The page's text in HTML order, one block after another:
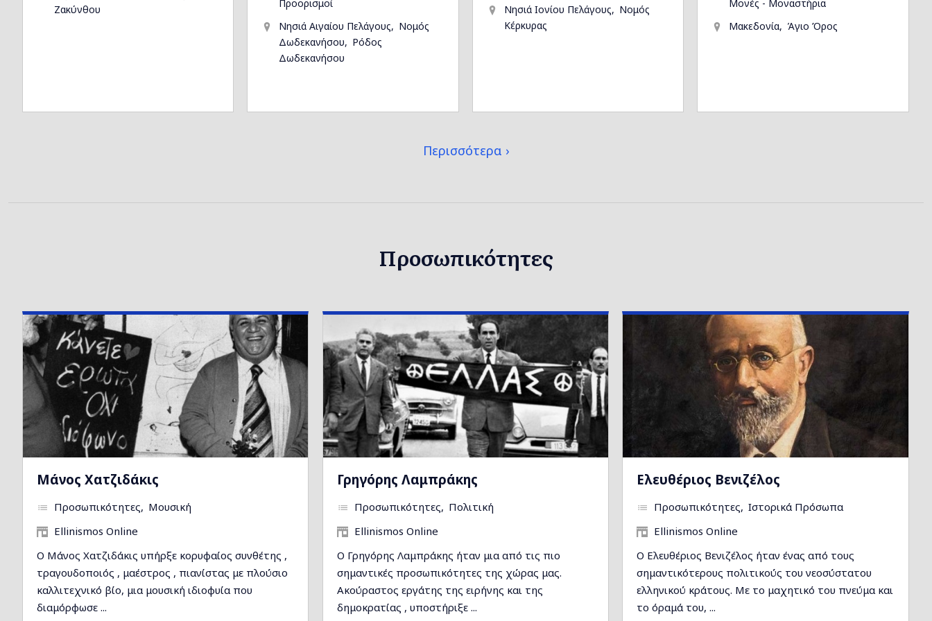
Ζακύνθου
Προορισμοί
Νησιά Αιγαίου Πελάγους
Νομός
Δωδεκανήσου
Ρόδος
Δωδεκανήσου
Νησιά Ιονίου Πελάγους
Νομός
Κέρκυρας
Μονές - Μοναστήρια
Μακεδονία
Άγιο Όρος
Περισσότερα
Προσωπικότητες
Μάνος Χατζιδάκις
Προσωπικότητες
Μουσική
Ellinismos Online
Ο Μάνος Χατζιδάκις υπήρξε κορυφαίος συνθέτης ,
τραγουδοποιός , μαέστρος , πιανίστας με πλούσιο
καλλιτεχνικό βίο, μια μουσική ιδιοφυία που
διαμόρφωσε ...
Γρηγόρης Λαμπράκης
Προσωπικότητες
Πολιτική
Ellinismos Online
Ο Γρηγόρης Λαμπράκης ήταν μια από τις πιο
σημαντικές προσωπικότητες της χώρας μας.
Ακούραστος εργάτης της ειρήνης και της
δημοκρατίας , υποστήριξε ...
Ελευθέριος Βενιζέλος
Προσωπικότητες
Ιστορικά Πρόσωπα
Ellinismos Online
Ο Ελευθέριος Βενιζέλος ήταν ένας από τους
σημαντικότερους πολιτικούς του νεοσύστατου
ελληνικού κράτους. Με το μαχητικό του πνεύμα και
το όραμά του, ...